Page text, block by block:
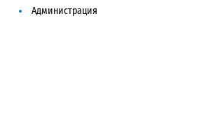
Администрация